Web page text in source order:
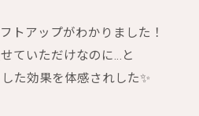
トアップがわかりました！
ていただけなのに…と
た効果を体感されした✨